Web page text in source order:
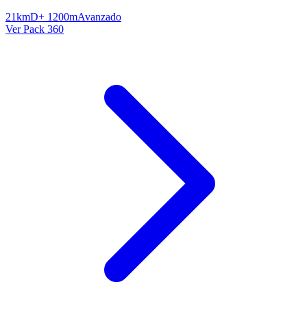
21kmD+ 1200mAvanzado
Ver Pack 360